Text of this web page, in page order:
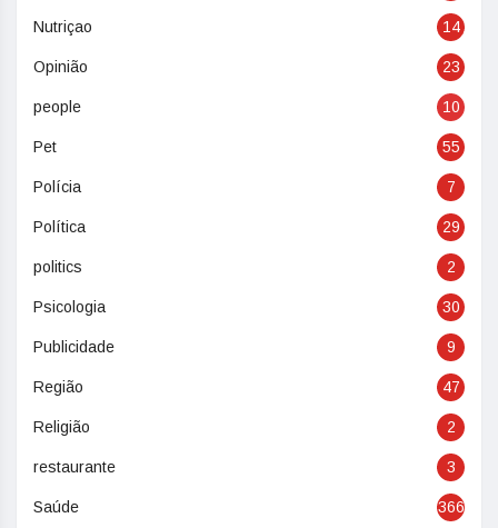
Nutriçao 14
Opinião 23
people 10
Pet 55
Polícia 7
Política 29
politics 2
Psicologia 30
Publicidade 9
Região 47
Religião 2
restaurante 3
Saúde 366